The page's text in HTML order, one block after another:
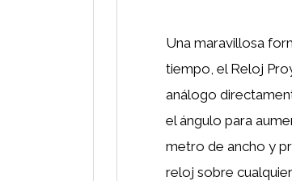
Una maravillosa
tiempo, el Reloj
análogo
el ángulo para
metro de ancho y
reloj sobre